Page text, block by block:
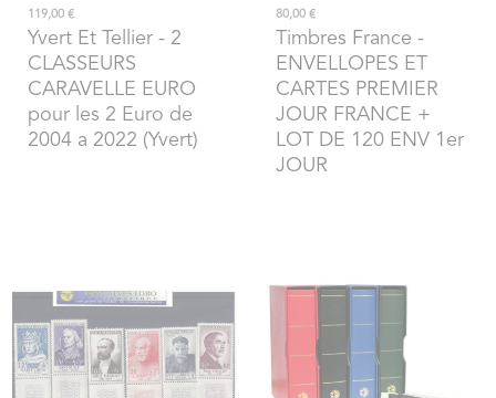
119,00 €
Yvert Et Tellier- 2
CLASSEURS
CARAVELLE EURO
pour les 2 Euro de
2004 a 2022 (Yvert)
80,00 €
Timbres France -
ENVELLOPES ET
CARTES PREMIER
JOUR FRANCE +
LOT DE 120 ENV 1er
JOUR